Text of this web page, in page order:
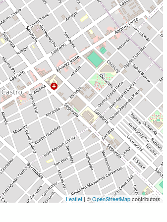
Leaflet | ©OpenStreetMapcontributors